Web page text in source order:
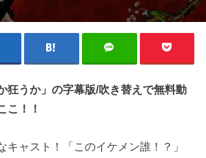
狂うか」の字幕版/吹き替えで無料動
こ！！
キャスト！「このイケメン誰！？」